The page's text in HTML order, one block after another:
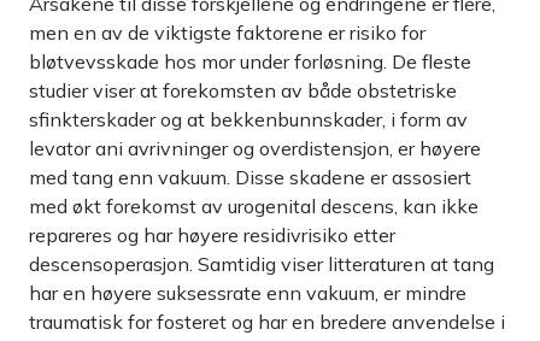
men en av de viktigste faktorene er risiko for
bløtvevsskade hos mor under forløsning. De fleste
studier viser at forekomsten av både obstetriske
sfinkterskader og at bekkenbunnskader, i form av
levator ani avrivninger og overdistensjon, er høyere
med tang enn vakuum. Disse skadene er assosiert
med økt forekomst av urogenital descens, kan ikke
repareres og har høyere residivrisiko etter
descensoperasjon. Samtidig viser litteraturen at tang
har en høyere suksessrate enn vakuum, er mindre
traumatisk for fosteret og har en bredere anvendelse i